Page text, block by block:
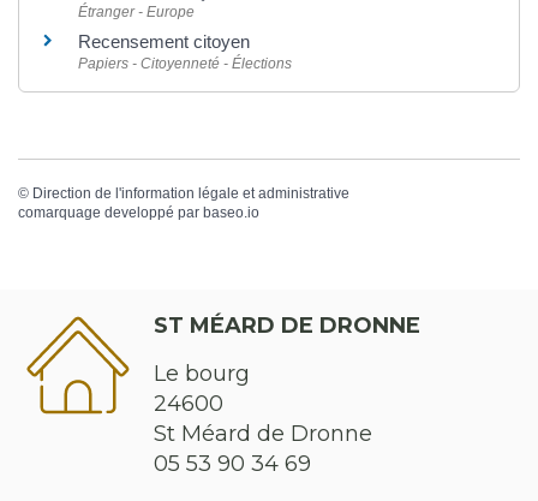
Étranger - Europe
Recensement citoyen
Papiers - Citoyenneté - Élections
© Direction de l'information légale et administrative
comarquage developpé par baseo.io
ST MÉARD DE DRONNE
Le bourg
24600
St Méard de Dronne
05 53 90 34 69